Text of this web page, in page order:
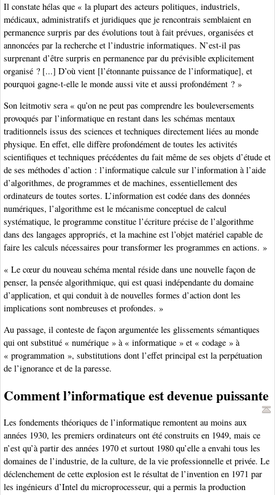
Il constate hélas que « la plupart des acteurs politiques, industriels,
médicaux, administratifs et juridiques que je rencontrais semblaient en
permanence surpris par des évolutions tout à fait prévues, organisées et
annoncées par la recherche et l’industrie informatiques. N’est-il pas
surprenant d’être surpris en permanence par du prévisible explicitement
organisé ? [...] D’où vient [l’étonnante puissance de l’informatique], et
pourquoi gagne-t-elle le monde aussi vite et aussi profondément ? »
Son leitmotiv sera « qu’on ne peut pas comprendre les bouleversements
provoqués par l’informatique en restant dans les schémas mentaux
traditionnels issus des sciences et techniques directement liées au monde
physique. En effet, elle diffère profondément de toutes les activités
scientifiques et techniques précédentes du fait même de ses objets d’étude et
de ses méthodes d’action : l’informatique calcule sur l’information à l’aide
d’algorithmes, de programmes et de machines, essentiellement des
ordinateurs de toutes sortes. L’information est codée dans des données
numériques, l’algorithme est le mécanisme conceptuel de calcul
systématique, le programme constitue l’écriture précise de l’algorithme
dans des langages appropriés, et la machine est l’objet matériel capable de
faire les calculs nécessaires pour transformer les programmes en actions. »
« Le cœur du nouveau schéma mental réside dans une nouvelle façon de
penser, la pensée algorithmique, qui est quasi indépendante du domaine
d’application, et qui conduit à de nouvelles formes d’action dont les
implications sont nombreuses et profondes. »
Au passage, il conteste de façon argumentée les glissements sémantiques
qui ont substitué « numérique » à « informatique » et « codage » à
« programmation », substitutions dont l’effet principal est la perpétuation
de l’ignorance et de la paresse.
Comment l’informatique est devenue puissante
Les fondements théoriques de l’informatique remontent au moins aux
années 1930, les premiers ordinateurs ont été construits en 1949, mais ce
n’est qu’à partir des années 1970 et surtout 1980 qu’elle a envahi tous les
domaines de l’industrie, de la culture, de la vie professionnelle et privée. Le
déclenchement de cette explosion est le résultat de l’invention en 1971 par
les ingénieurs d’Intel du microprocesseur, qui a permis la production